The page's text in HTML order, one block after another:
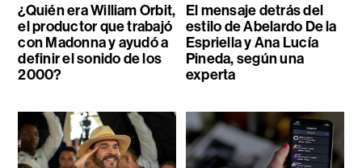
¿Quién era William Orbit,
el productor que trabajó
con Madonna y ayudó a
definir el sonido de los
2000?
El mensaje detrás del
estilo de Abelardo De la
Espriella y Ana Lucía
Pineda, según una
experta